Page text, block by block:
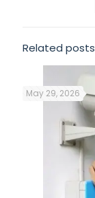
Related posts
May 29, 2026